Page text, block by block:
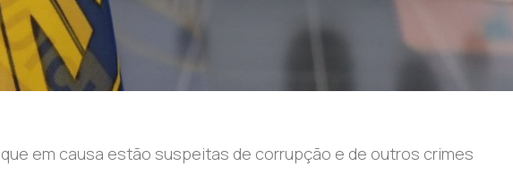
em causa estão suspeitas de corrupção e de outros crimes